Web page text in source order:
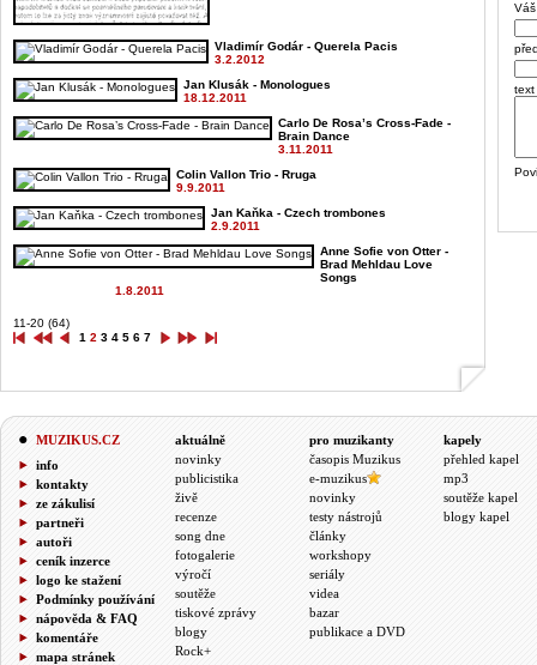
Vladimír Godár - Querela Pacis
3.2.2012
Jan Klusák - Monologues
18.12.2011
Carlo De Rosa’s Cross-Fade -
Brain Dance
3.11.2011
Colin Vallon Trio - Rruga
9.9.2011
Jan Kaňka - Czech trombones
2.9.2011
Anne Sofie von Otter -
Brad Mehldau Love
Songs
1.8.2011
11-20 (64)
1 2 3 4 5 6 7
text
MUZIKUS.CZ
info
kontakty
ze zákulisí
partneři
autoři
ceník inzerce
logo ke stažení
Podmínky používání
nápověda & FAQ
komentáře
mapa stránek
aktuálně
novinky
publicistika
živě
recenze
song dne
fotogalerie
výročí
soutěže
tiskové zprávy
blogy
Rock+
pro muzikanty
časopis Muzikus
e-muzikus
novinky
testy nástrojů
články
workshopy
seriály
videa
bazar
publikace a DVD
kapely
přehled kapel
mp3
soutěže kapel
blogy kapel